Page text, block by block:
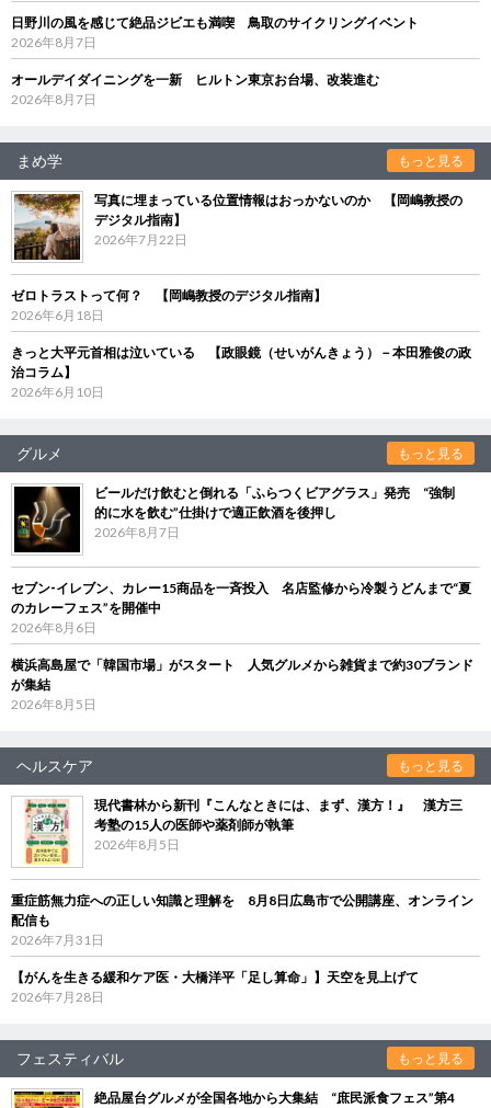
日野川の風を感じて絶品ジビエも満喫 鳥取のサイクリングイベント
2026年8月7日
オールデイダイニングを一新 ヒルトン東京お台場、改装進む
2026年8月7日
まめ学 もっと見る
写真に埋まっている位置情報はおっかないのか 【岡嶋教授の
デジタル指南】
2026年7月22日
ゼロトラストって何？ 【岡嶋教授のデジタル指南】
2026年6月18日
きっと大平元首相は泣いている 【政眼鏡（せいがんきょう）－本田雅俊の政
治コラム】
2026年6月10日
グルメ もっと見る
ビールだけ飲むと倒れる「ふらつくビアグラス」発売 “強制
的に水を飲む”仕掛けで適正飲酒を後押し
2026年8月7日
セブン‐イレブン、カレー15商品を一斉投入 名店監修から冷製うどんまで“夏
のカレーフェス”を開催中
2026年8月6日
横浜高島屋で「韓国市場」がスタート 人気グルメから雑貨まで約30ブランド
が集結
2026年8月5日
ヘルスケア もっと見る
現代書林から新刊『こんなときには、まず、漢方！』 漢方三
考塾の15人の医師や薬剤師が執筆
2026年8月5日
重症筋無力症への正しい知識と理解を 8月8日広島市で公開講座、オンライン
配信も
2026年7月31日
【がんを生きる緩和ケア医・大橋洋平「足し算命」】天空を見上げて
2026年7月28日
フェスティバル もっと見る
絶品屋台グルメが全国各地から大集結 “庶民派食フェス”第4